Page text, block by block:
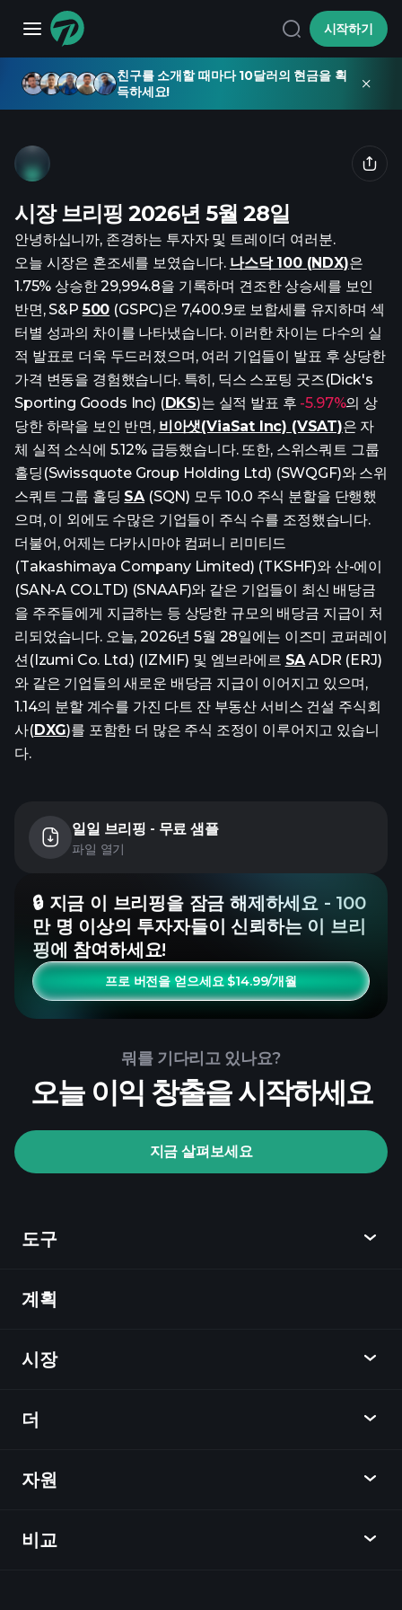
시작하기
친구를 소개할 때마다 10달러의 현금을 획
득하세요!
시장 브리핑 2026년 5월 28일
안녕하십니까, 존경하는 투자자 및 트레이더 여러분.
오늘 시장은 혼조세를 보였습니다. 나스닥 100 (NDX)은
1.75% 상승한 29,994.8을 기록하며 견조한 상승세를 보인
반면, S&P500 (GSPC)은 7,400.9로 보합세를 유지하며 섹
터별 성과의 차이를 나타냈습니다. 이러한 차이는 다수의 실
적 발표로 더욱 두드러졌으며, 여러 기업들이 발표 후 상당한
가격 변동을 경험했습니다. 특히, 딕스 스포팅 굿즈(Dick's
Sporting Goods Inc) (DKS)는 실적 발표 후 -5.97%의 상
당한 하락을 보인 반면, 비아샛(ViaSat Inc) (VSAT)은 자
체 실적 소식에 5.12% 급등했습니다. 또한, 스위스쿼트 그룹
홀딩(Swissquote Group Holding Ltd) (SWQGF)와 스위
스쿼트 그룹 홀딩 SA(SQN) 모두 10.0 주식 분할을 단행했
으며, 이 외에도 수많은 기업들이 주식 수를 조정했습니다.
더불어, 어제는 다카시마야 컴퍼니 리미티드
(Takashimaya Company Limited) (TKSHF)와 산-에이
(SAN-A CO.LTD) (SNAAF)와 같은 기업들이 최신 배당금
을 주주들에게 지급하는 등 상당한 규모의 배당금 지급이 처
리되었습니다. 오늘, 2026년 5월 28일에는 이즈미 코퍼레이
션(Izumi Co. Ltd.) (IZMIF) 및 엠브라에르 SAADR (ERJ)
와 같은 기업들의 새로운 배당금 지급이 이어지고 있으며,
1.14의 분할 계수를 가진 다트 잔 부동산 서비스 건설 주식회
사(DXG)를 포함한 더 많은 주식 조정이 이루어지고 있습니
다.
일일 브리핑 - 무료 샘플
파일 열기
🔒 지금 이 브리핑을 잠금 해제하세요 - 100
만 명 이상의 투자자들이 신뢰하는 이 브리
핑에 참여하세요!
프로 버전을 얻으세요 $14.99/개월
뭐를 기다리고 있나요?
오늘 이익 창출을 시작하세요
지금 살펴보세요
도구
발견
차트
뉴스
학습 허브
메신저
계획
시장
개요
외환
지수
더
제휴사가 되다
회사
자원
도움말 센터
비교